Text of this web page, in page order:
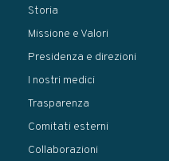
Storia
Missione e Valori
Presidenza e direzioni
I nostri medici
Trasparenza
Comitati esterni
Collaborazioni